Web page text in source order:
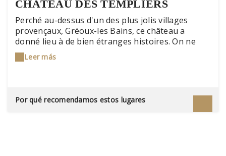
CHÂTEAU DES TEMPLIERS
Perché au-dessus d'un des plus jolis villages
provençaux, Gréoux-les Bains, ce château a
donné lieu à de bien étranges histoires. On ne
sait pas grand chose de son origine, même s'il
semblerait que ses premières pierres furent
II, aux Hospitaliers de Saint-Jean de Jérusalem au
XIVe siècle. Des Templiers, il n'y en pas vraiment
de traces si ce n'est dans les légendes. Certains
Leer más
Por qué recomendamos estos lugares